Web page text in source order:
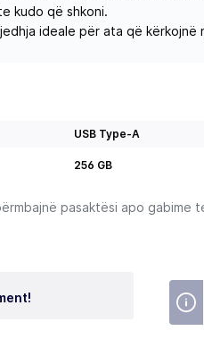
kudo që shkoni.
ideale për ata që
USB Type-A
256 GB
pasaktësi apo